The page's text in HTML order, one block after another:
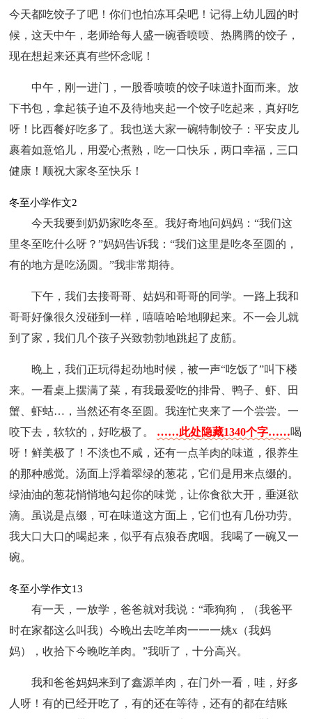
今天都吃饺子了吧！你们也怕冻耳朵吧！记得上幼儿园的时
候，这天中午，老师给每人盛一碗香喷喷、热腾腾的饺子，
现在想起来还真有些怀念呢！
中午，刚一进门，一股香喷喷的饺子味道扑面而来。放
下书包，拿起筷子迫不及待地夹起一个饺子吃起来，真好吃
呀！比西餐好吃多了。我也送大家一碗特制饺子：平安皮儿
裹着如意馅儿，用爱心煮熟，吃一口快乐，两口幸福，三口
健康！顺祝大家冬至快乐！
冬至小学作文2
今天我要到奶奶家吃冬至。我好奇地问妈妈：“我们这
里冬至吃什么呀？”妈妈告诉我：“我们这里是吃冬至圆的，
有的地方是吃汤圆。”我非常期待。
下午，我们去接哥哥、姑妈和哥哥的同学。一路上我和
哥哥好像很久没碰到一样，嘻嘻哈哈地聊起来。不一会儿就
到了家，我们几个孩子兴致勃勃地跳起了皮筋。
晚上，我们正玩得起劲地时候，被一声“吃饭了”叫下楼
来。一看桌上摆满了菜，有我最爱吃的排骨、鸭子、虾、田
蟹、虾蛄…，当然还有冬至圆。我连忙夹来了一个尝尝。一
咬下去，软软的，好吃极了。 ……此处隐藏1340个字……喝
呀！鲜美极了！不淡也不咸，还有一点羊肉的味道，很养生
的那种感觉。汤面上浮着翠绿的葱花，它们是用来点缀的。
绿油油的葱花悄悄地勾起你的味觉，让你食欲大开，垂涎欲
滴。虽说是点缀，可在味道这方面上，它们也有几份功劳。
我大口大口的喝起来，似乎有点狼吞虎咽。我喝了一碗又一
碗。
冬至小学作文13
有一天，一放学，爸爸就对我说：“乖狗狗，（我爸平
时在家都这么叫我）今晚出去吃羊肉一一一姚x（我妈
妈），收拾下今晚吃羊肉。”我听了，十分高兴。
我和爸爸妈妈来到了鑫源羊肉，在门外一看，哇，好多
人呀！有的已经开吃了，有的还在等待，还有的都在结账